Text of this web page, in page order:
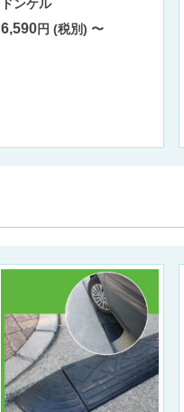
ドンケル
6,590円 (税別) 〜